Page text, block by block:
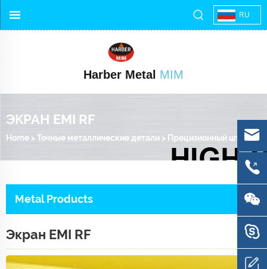
RU
Harber Metal MIM
ЭКРАН EMI RF
Home >Точные металлические детали > Прецизионный штамп >
Metal Products
Экран EMI RF